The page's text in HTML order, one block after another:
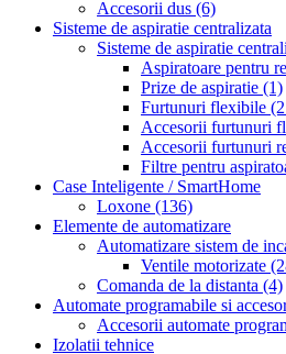
Accesorii dus (6)
Sisteme de aspiratie centralizata
Sisteme de aspiratie
Aspiratoare pentru
Prize de aspiratie (1)
Furtunuri flexibile
Accesorii furtunuri
Accesorii furtunuri
Filtre pentru
Case Inteligente / SmartHome
Loxone (136)
Elemente de automatizare
Automatizare sistem de
Ventile motorizate
Comanda de la distanta (4)
Automate programabile si
Accesorii automate
Izolatii tehnice